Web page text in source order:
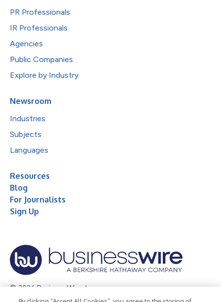
PR Professionals
IR Professionals
Agencies
Public Companies
Explore by Industry
Newsroom
Industries
Subjects
Languages
Resources
Blog
For Journalists
Sign Up
© 2026 Business Wire, Inc.